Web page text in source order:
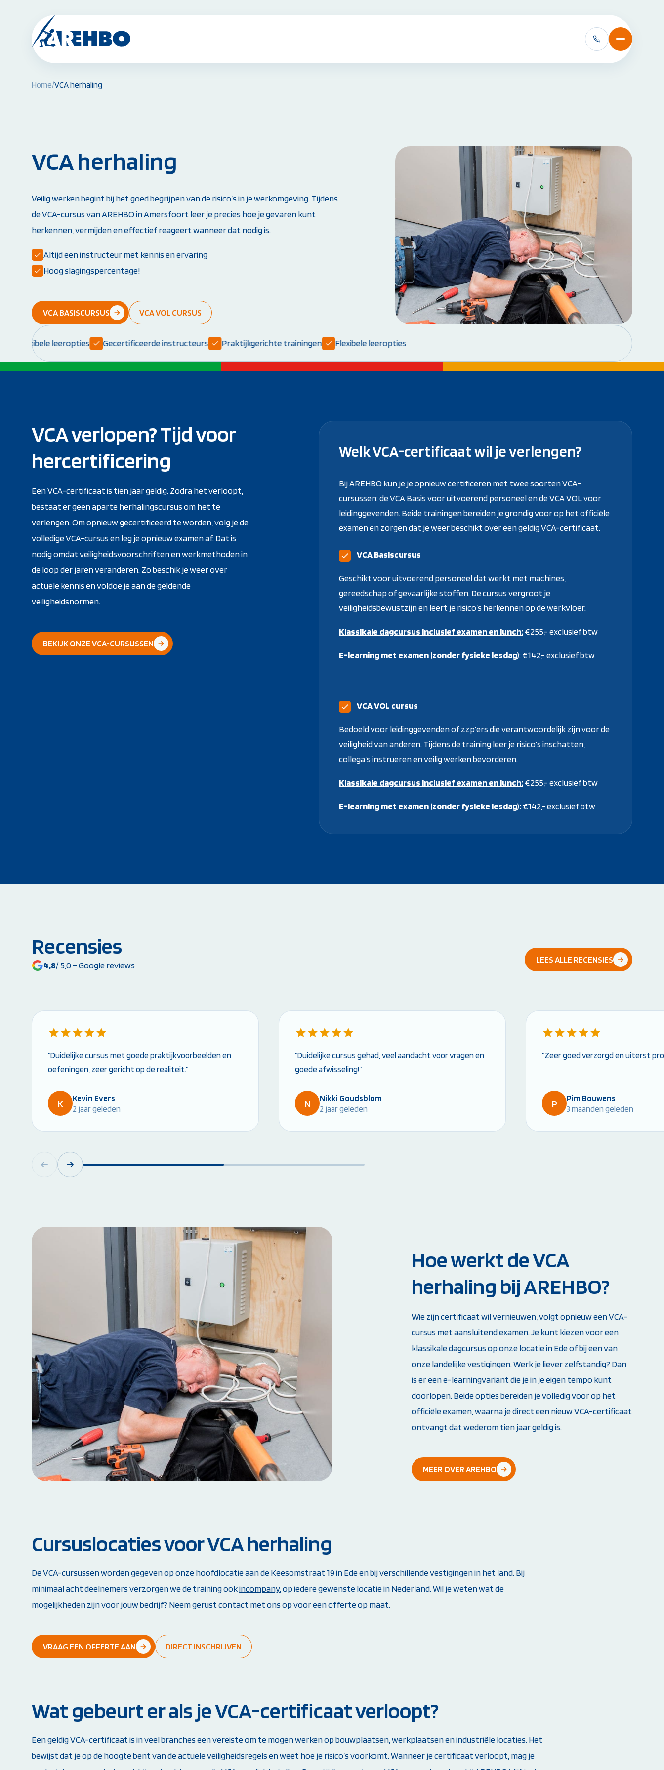
BHV Cursussen & Herhalingen:
BHV Basiscursus
Alle BHV Cursussen bekijken
EHBO Basiscursus
VCA Basis
Alle VCA Cursussen bekijken
Opleiding EHBO-instructeur
Opleiding PBLS-instructeur (NRR)
Bekijk alle instructeursopleidingen
Beheerder brandmeld- en
ontruimingsalarminstallatie
Stel je vraag
Home/VCA herhaling
VCA herhaling
Veilig werken begint bij het goed begrijpen van de risico’s in je werkomgeving. Tijdens
de VCA-cursus van AREHBO in Amersfoort leer je precies hoe je gevaren kunt
herkennen, vermijden en effectief reageert wanneer dat nodig is.
Altijd een instructeur met kennis en ervaring
Hoog slagingspercentage!
VCA BASISCURSUS VCA VOL CURSUS
Flexibele leeropties Gecertificeerde instructeurs Praktijkgerichte trainingen Flexibele leeropties
VCA verlopen? Tijd voor
hercertificering
Een VCA-certificaat is tien jaar geldig. Zodra het verloopt,
bestaat er geen aparte herhalingscursus om het te
verlengen. Om opnieuw gecertificeerd te worden, volg je de
volledige VCA-cursus en leg je opnieuw examen af. Dat is
nodig omdat veiligheidsvoorschriften en werkmethoden in
de loop der jaren veranderen. Zo beschik je weer over
actuele kennis en voldoe je aan de geldende
veiligheidsnormen.
BEKIJK ONZE VCA-CURSUSSEN
Welk VCA-certificaat wil je verlengen?
Bij AREHBO kun je je opnieuw certificeren met twee soorten VCA-
cursussen: de VCA Basis voor uitvoerend personeel en de VCA VOL voor
leidinggevenden. Beide trainingen bereiden je grondig voor op het officiële
examen en zorgen dat je weer beschikt over een geldig VCA-certificaat.
VCA Basiscursus
Geschikt voor uitvoerend personeel dat werkt met machines,
gereedschap of gevaarlijke stoffen. De cursus vergroot je
veiligheidsbewustzijn en leert je risico’s herkennen op de werkvloer.
Klassikale dagcursus inclusief examen en lunch:€255,- exclusief btw
E-learning met examen (zonder fysieke lesdag): €142,- exclusief btw
VCA VOL cursus
Bedoeld voor leidinggevenden of zzp’ers die verantwoordelijk zijn voor de
veiligheid van anderen. Tijdens de training leer je risico’s inschatten,
collega’s instrueren en veilig werken bevorderen.
Klassikale dagcursus inclusief examen en lunch:€255,- exclusief btw
E-learning met examen (zonder fysieke lesdag):€142,- exclusief btw
Recensies
4,8/ 5,0 – Google reviews
LEES ALLE RECENSIES
“Duidelijke cursus met goede praktijkvoorbeelden en
oefeningen, zeer gericht op de realiteit.”
K
Kevin Evers
2 jaar geleden
“Duidelijke cursus gehad, veel aandacht voor vragen en
goede afwisseling!”
N
Nikki Goudsblom
2 jaar geleden
“Zeer goed verzorgd en uiterst
P
Pim Bouwens
3 maanden geleden
Hoe werkt de VCA
herhaling bij AREHBO?
Wie zijn certificaat wil vernieuwen, volgt opnieuw een VCA-
cursus met aansluitend examen. Je kunt kiezen voor een
klassikale dagcursus op onze locatie in Ede of bij een van
onze landelijke vestigingen. Werk je liever zelfstandig? Dan
is er een e-learningvariant die je in je eigen tempo kunt
doorlopen. Beide opties bereiden je volledig voor op het
officiële examen, waarna je direct een nieuw VCA-certificaat
ontvangt dat wederom tien jaar geldig is.
MEER OVER AREHBO
Cursuslocaties voor VCA herhaling
De VCA-cursussen worden gegeven op onze hoofdlocatie aan de Keesomstraat 19 in Ede en bij verschillende vestigingen in het land. Bij
minimaal acht deelnemers verzorgen we de training ookincompany, op iedere gewenste locatie in Nederland. Wil je weten wat de
mogelijkheden zijn voor jouw bedrijf? Neem gerust contact met ons op voor een offerte op maat.
VRAAG EEN OFFERTE AAN DIRECT INSCHRIJVEN
Wat gebeurt er als je VCA-certificaat verloopt?
Een geldig VCA-certificaat is in veel branches een vereiste om te mogen werken op bouwplaatsen, werkplaatsen en industriële locaties. Het
bewijst dat je op de hoogte bent van de actuele veiligheidsregels en weet hoe je risico’s voorkomt. Wanneer je certificaat verloopt, mag je